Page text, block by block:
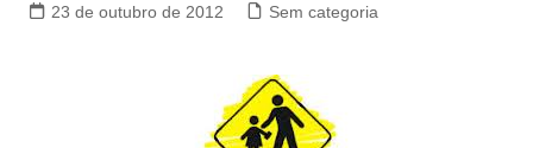
23 de outubro de 2012 Sem categoria